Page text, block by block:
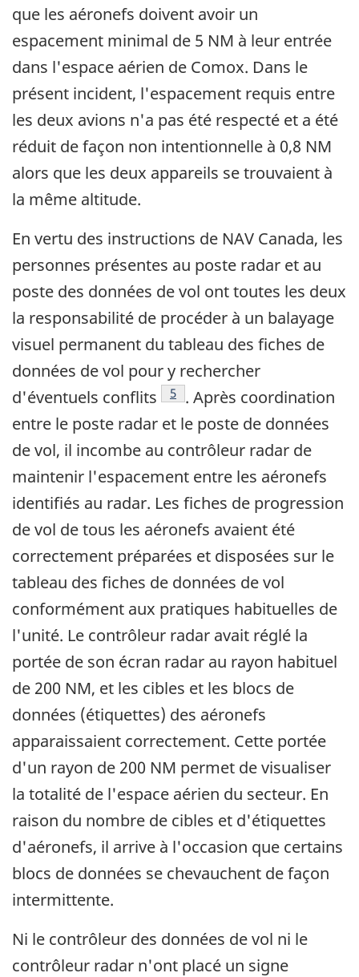
que les aéronefs doivent avoir un
espacement minimal de 5 NM à leur entrée
dans l'espace aérien de Comox. Dans le
présent incident, l'espacement requis entre
les deux avions n'a pas été respecté et a été
réduit de façon non intentionnelle à 0,8 NM
alors que les deux appareils se trouvaient à
la même altitude.
En vertu des instructions de NAV Canada, les
personnes présentes au poste radar et au
poste des données de vol ont toutes les deux
la responsabilité de procéder à un balayage
visuel permanent du tableau des fiches de
données de vol pour y rechercher
d'éventuels conflits
Note de bas de page
5 . Après coordination
entre le poste radar et le poste de données
de vol, il incombe au contrôleur radar de
maintenir l'espacement entre les aéronefs
identifiés au radar. Les fiches de progression
de vol de tous les aéronefs avaient été
correctement préparées et disposées sur le
tableau des fiches de données de vol
conformément aux pratiques habituelles de
l'unité. Le contrôleur radar avait réglé la
portée de son écran radar au rayon habituel
de 200 NM, et les cibles et les blocs de
données (étiquettes) des aéronefs
apparaissaient correctement. Cette portée
d'un rayon de 200 NM permet de visualiser
la totalité de l'espace aérien du secteur. En
raison du nombre de cibles et d'étiquettes
d'aéronefs, il arrive à l'occasion que certains
blocs de données se chevauchent de façon
intermittente.
Ni le contrôleur des données de vol ni le
contrôleur radar n'ont placé un signe